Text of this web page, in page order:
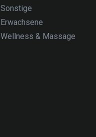
Sonstige
Erwachsene
Wellness & Massage